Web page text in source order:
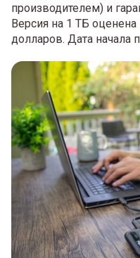
производителем) и
Версия на 1 ТБ
долларов. Дата начала